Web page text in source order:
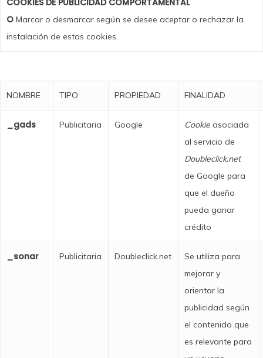
COOKIES DE PUBLICIDAD COMPORTAMENTAL
O Marcar o desmarcar según se desee aceptar o rechazar la
instalación de estas cookies.
NOMBRE TIPO PROPIEDAD FINALIDAD
_gads Publicitaria Google Cookieasociada
al servicio de
Doubleclick.net
de Google para
que el dueño
pueda ganar
crédito
_sonar Publicitaria Doubleclick.net
Se utiliza para
mejorar y
orientar la
publicidad según
el contenido que
es relevante para